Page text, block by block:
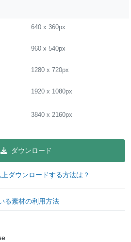
640x 360px
960x 540px
1280x 720px
1920x 1080px
3840x 2160px
ダウンロード
ダウンロードする方法は？
る素材の利用方法